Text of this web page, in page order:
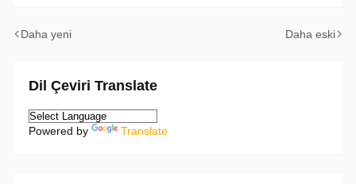
Daha yeni Daha eski
Dil Çeviri Translate
Powered by Translate